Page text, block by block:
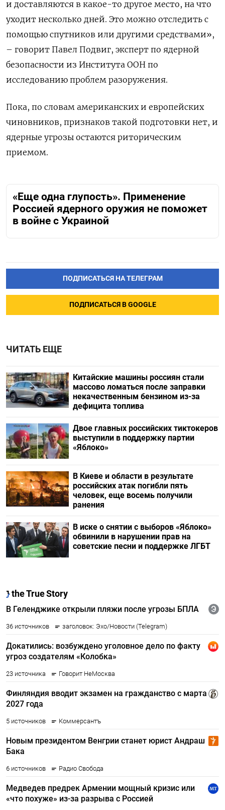
и доставляются в какое-то другое место, на что
уходит несколько дней. Это можно отследить с
помощью спутников или другими средствами»,
– говорит Павел Подвиг, эксперт по ядерной
безопасности из Института ООН по
исследованию проблем разоружения.
Пока, по словам американских и европейских
чиновников, признаков такой подготовки нет, и
ядерные угрозы остаются риторическим
приемом.
«Еще одна глупость». Применение
Россией ядерного оружия не поможет
в войне с Украиной
ПОДПИСАТЬСЯ НА ТЕЛЕГРАМ
ПОДПИСАТЬСЯ В GOOGLE
ЧИТАТЬ ЕЩЕ
Китайские машины россиян стали
массово ломаться после заправки
некачественным бензином из-за
дефицита топлива
Двое главных российских тиктокеров
выступили в поддержку партии
«Яблоко»
В Киеве и области в результате
российских атак погибли пять
человек, еще восемь получили
ранения
В иске о снятии с выборов «Яблоко»
обвинили в нарушении прав на
советские песни и поддержке ЛГБТ